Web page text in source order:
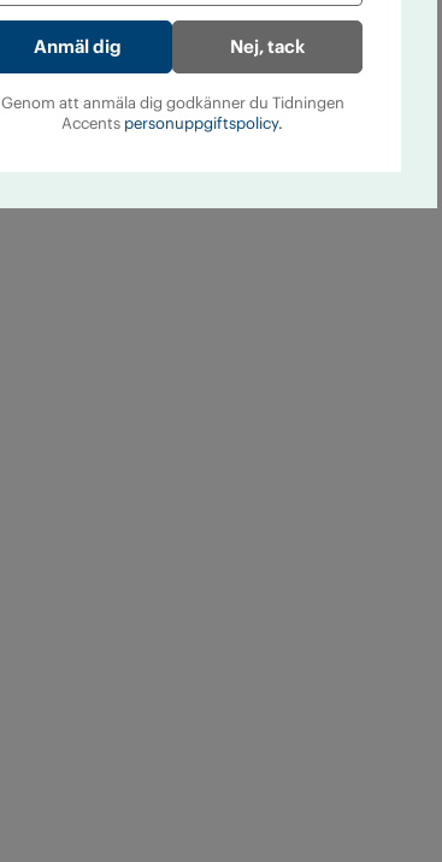
Nej, tack
Genom att anmäla dig godkänner du Tidningen
Accents personuppgiftspolicy.